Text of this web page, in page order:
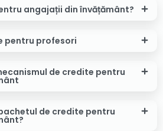
angajații din învățământ?
pentru profesori
de credite pentru
de credite pentru